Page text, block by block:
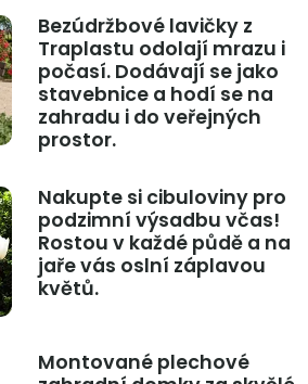
Bezúdržbové lavičky z
Traplastu odolají mrazu i
počasí. Dodávají se jako
stavebnice a hodí se na
zahradu i do veřejných
prostor.
Nakupte si cibuloviny pro
podzimní výsadbu včas!
Rostou v každé půdě a na
jaře vás oslní záplavou
květů.
Montované plechové